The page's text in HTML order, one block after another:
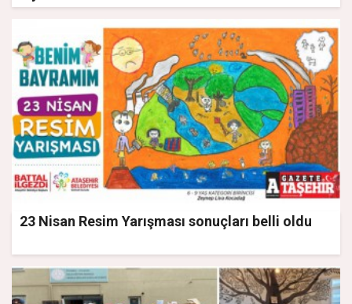
23 Nisan Resim Yarışması sonuçları belli oldu